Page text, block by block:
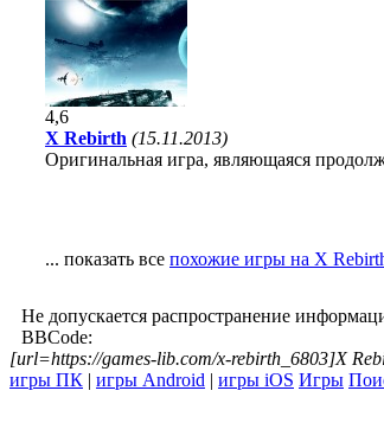
4,6
X Rebirth (15.11.2013)
Оригинальная игра, являющаяся
... показать все похожие игры на X
Не допускается распространение
BBCode:
[url=https://games-lib.com/x-rebirth_6803]X
игры ПК | игры Android | игры iOS Игры